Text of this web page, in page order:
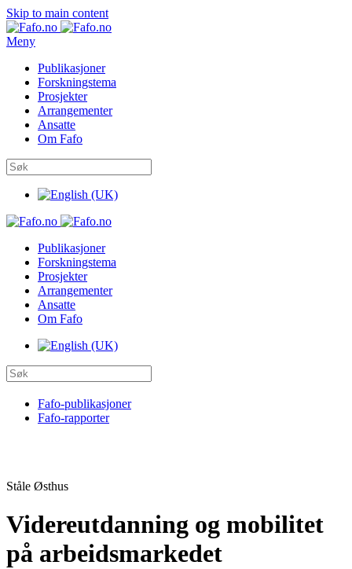
Skip to main content
Meny
Publikasjoner
Forskningstema
Prosjekter
Arrangementer
Ansatte
Om Fafo
Publikasjoner
Forskningstema
Prosjekter
Arrangementer
Ansatte
Om Fafo
Fafo-publikasjoner
Fafo-rapporter
Ståle Østhus
Videreutdanning og mobilitet
på arbeidsmarkedet